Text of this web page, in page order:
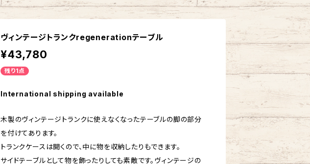
ヴィンテージトランクregenerationテーブル
¥43,780
残り1点
International shipping available
木製のヴィンテージトランクに使えなくなったテーブルの脚の部分
を付けてあります。
トランクケースは開くので、中に物を収納したりもできます。
サイドテーブルとして物を飾ったりしても素敵です。ヴィンテージの